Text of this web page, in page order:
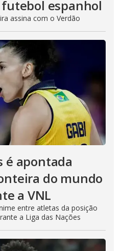
espanhol
assina com o Verdão
é apontada
do mundo
a VNL
entre atletas da posição
a Liga das Nações